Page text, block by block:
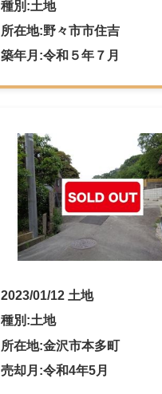
種別:土地
所在地:野々市市住吉
築年月:令和５年７月
2023/01/12 土地
種別:土地
所在地:金沢市本多町
売却月:令和4年5月